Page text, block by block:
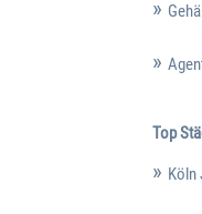
Top
Köln